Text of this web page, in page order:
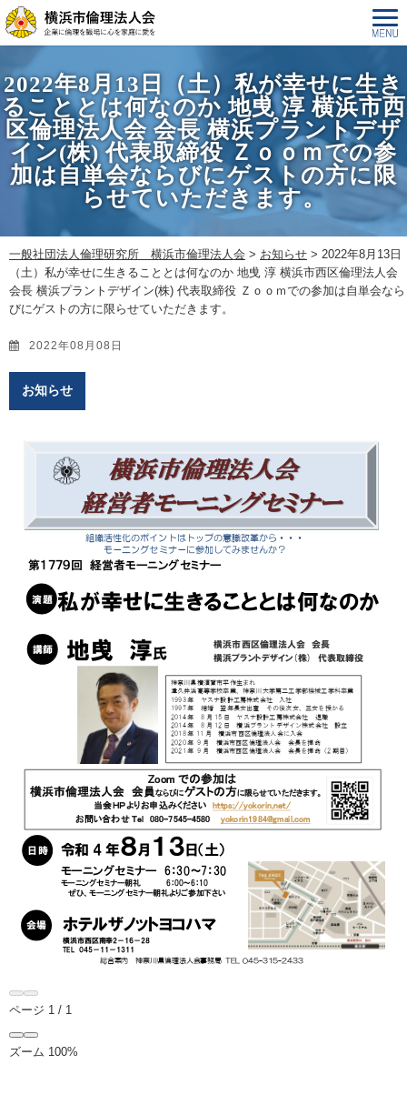
2022年8月13日（土）私が幸せに生き
ることとは何なのか 地曵 淳 横浜市西
区倫理法人会 会長 横浜プラントデザ
イン(株) 代表取締役 Ｚｏｏｍでの参
加は自単会ならびにゲストの方に限
らせていただきます。
一般社団法人倫理研究所 横浜市倫理法人会 > お知らせ > 2022年8月13日
（土）私が幸せに生きることとは何なのか 地曵 淳 横浜市西区倫理法人会
会長 横浜プラントデザイン(株) 代表取締役 Ｚｏｏｍでの参加は自単会なら
びにゲストの方に限らせていただきます。
2022年08月08日
お知らせ
ページ 1 / 1
ズーム 100%